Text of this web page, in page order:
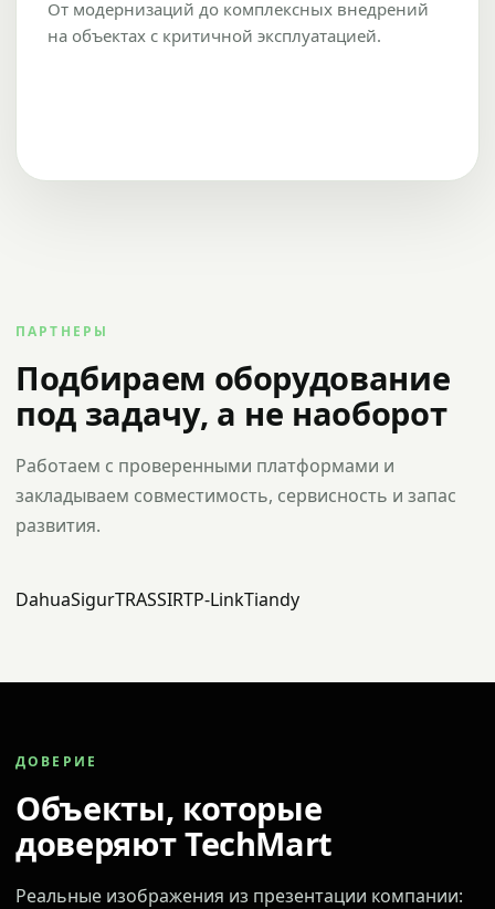
От модернизаций до комплексных внедрений
на объектах с критичной эксплуатацией.
ПАРТНЕРЫ
Подбираем оборудование
под задачу, а не наоборот
Работаем с проверенными платформами и
закладываем совместимость, сервисность и запас
развития.
DahuaSigurTRASSIRTP-LinkTiandy
ДОВЕРИЕ
Объекты, которые
доверяют TechMart
Реальные изображения из презентации компании: